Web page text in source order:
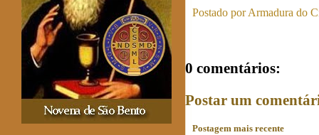
Postado porArmadura do
0 comentários:
Postar um
Postagem mais recente